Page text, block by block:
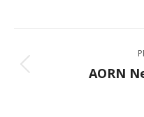
X
navigation
AORN